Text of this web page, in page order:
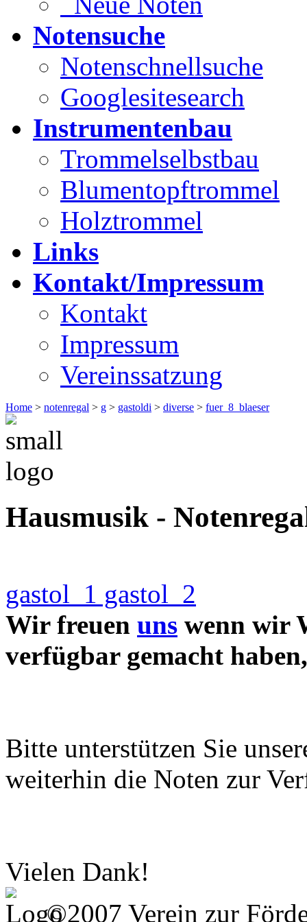
Notensuche
Notenschnellsuche
Googlesitesearch
Instrumentenbau
Trommelselbstbau
Blumentopftrommel
Holztrommel
Links
Kontakt/Impressum
Kontakt
Impressum
Vereinssatzung
Home > notenregal > g > gastoldi > diverse > fuer_8_blaeser
Hausmusik -
gastol_1 gastol_2
Wir freuen uns wenn wir
verfügbar gemacht
Bitte unterstützen Sie
weiterhin die Noten zur
Vielen Dank!
©2007 Verein zur